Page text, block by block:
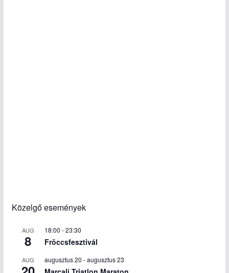
Közelgő események
AUG
8
18:00 -23:30
Fröccsfesztivál
AUG augusztus 20 -augusztus 23